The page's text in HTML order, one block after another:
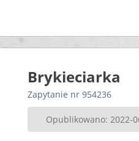
Brykieciarka
Zapytanie nr 954236
Opublikowano: 2022-